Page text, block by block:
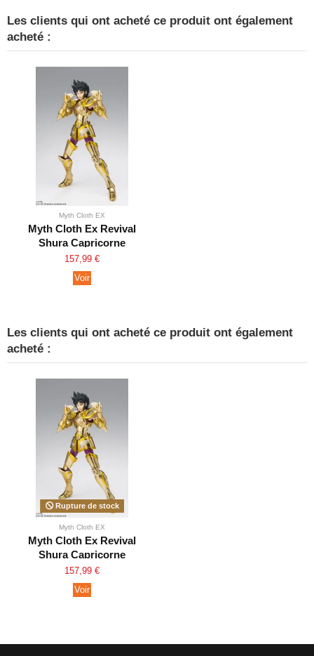
Les clients qui ont acheté ce produit ont également
acheté :
Myth Cloth EX
Myth Cloth Ex Revival
Shura Capricorne
157,99 €
Voir
Les clients qui ont acheté ce produit ont également
acheté :
Rupture de stock
Myth Cloth EX
Myth Cloth Ex Revival
Shura Capricorne
157,99 €
Voir